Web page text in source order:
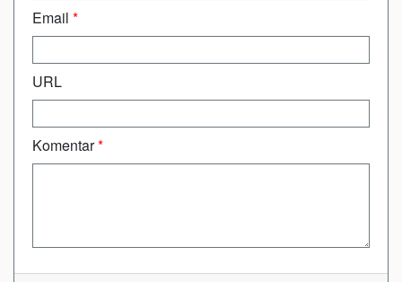
Email *
URL
Komentar*